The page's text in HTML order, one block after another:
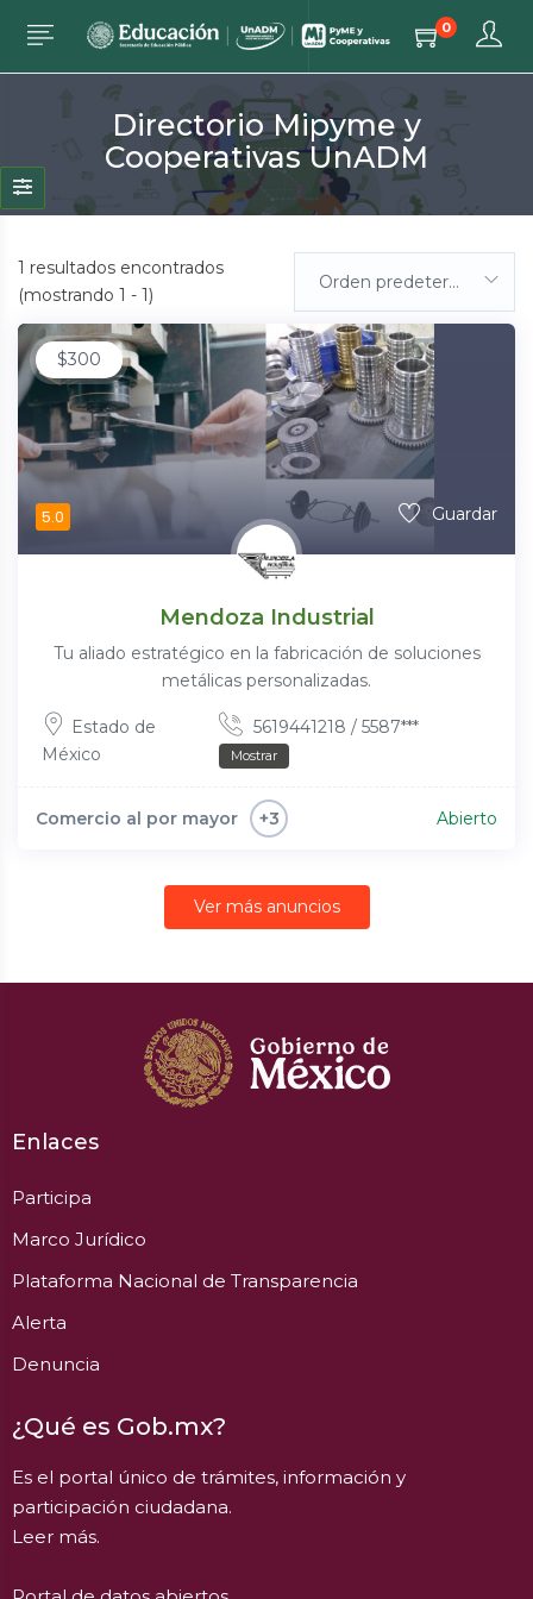
0
Directorio Mipyme y
Cooperativas UnADM
1 resultados encontrados
(mostrando 1 - 1)
Orden predeterminada
$300
5.0 Guardar
Mendoza Industrial
Tu aliado estratégico en la fabricación de soluciones
metálicas personalizadas.
Estado de
México
5619441218 / 5587***
Mostrar
Comercio al por mayor +3 Abierto
Ver más anuncios
Enlaces
Participa
Marco Jurídico
Plataforma Nacional de Transparencia
Alerta
Denuncia
¿Qué es Gob.mx?
Es el portal único de trámites, información y
participación ciudadana.
Leer más.